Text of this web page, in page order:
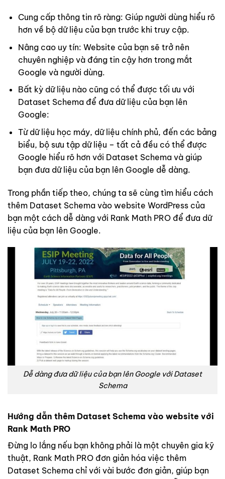
Cung cấp thông tin rõ ràng: Giúp người dùng hiểu rõ
hơn về bộ dữ liệu của bạn trước khi truy cập.
Nâng cao uy tín: Website của bạn sẽ trở nên
chuyên nghiệp và đáng tin cậy hơn trong mắt
Google và người dùng.
Bất kỳ dữ liệu nào cũng có thể được tối ưu với
Dataset Schema để đưa dữ liệu của bạn lên
Google:
Từ dữ liệu học máy, dữ liệu chính phủ, đến các bảng
biểu, bộ sưu tập dữ liệu – tất cả đều có thể được
Google hiểu rõ hơn với Dataset Schema và giúp
bạn đưa dữ liệu của bạn lên Google dễ dàng.
Trong phần tiếp theo, chúng ta sẽ cùng tìm hiểu cách
thêm Dataset Schema vào website WordPress của
bạn một cách dễ dàng với Rank Math PRO để đưa dữ
liệu của bạn lên Google.
Dễ dàng đưa dữ liệu của bạn lên Google với Dataset
Schema
Hướng dẫn thêm Dataset Schema vào website với
Rank Math PRO
Đừng lo lắng nếu bạn không phải là một chuyên gia kỹ
thuật, Rank Math PRO đơn giản hóa việc thêm
Dataset Schema chỉ với vài bước đơn giản, giúp bạn